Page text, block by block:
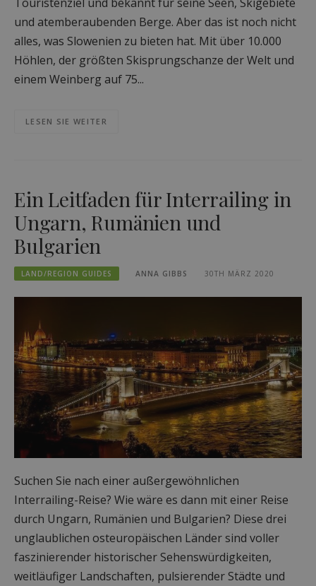
und atemberaubenden Berge. Aber das ist noch nicht
alles, was Slowenien zu bieten hat. Mit über 10.000
Höhlen, der größten Skisprungschanze der Welt und
einem Weinberg auf 75...
LESEN SIE WEITER
Ein Leitfaden für Interrailing in
Ungarn, Rumänien und
Bulgarien
LAND/REGION GUIDES ANNA GIBBS 30TH MÄRZ 2020
Suchen Sie nach einer außergewöhnlichen
Interrailing-Reise? Wie wäre es dann mit einer Reise
durch Ungarn, Rumänien und Bulgarien? Diese drei
unglaublichen osteuropäischen Länder sind voller
faszinierender historischer Sehenswürdigkeiten,
weitläufiger Landschaften, pulsierender Städte und